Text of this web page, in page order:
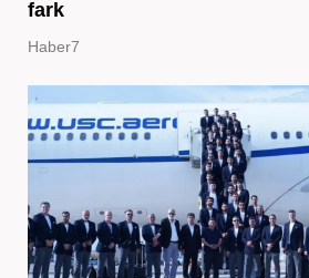
fark
Haber7